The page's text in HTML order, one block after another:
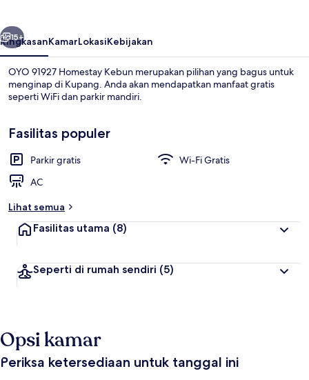
Berikutnya
15+
RingkasanKamarLokasiKebijakan
OYO 91927 Homestay Kebun merupakan pilihan yang bagus untuk
menginap di Kupang. Anda akan mendapatkan manfaat gratis
seperti WiFi dan parkir mandiri.
Fasilitas populer
Parkir gratis
Wi-Fi Gratis
AC
Lihat semua
Fasilitas utama (8)
Seperti di rumah sendiri (5)
Opsi kamar
Periksa ketersediaan untuk tanggal ini